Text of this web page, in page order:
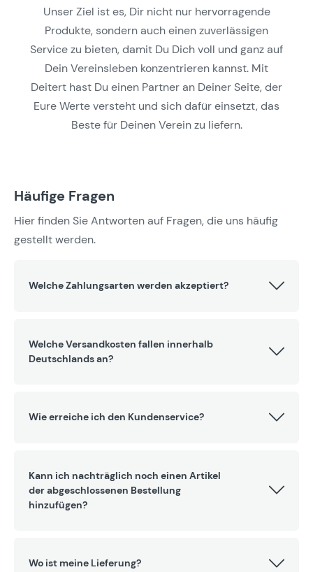
Unser Ziel ist es, Dir nicht nur hervorragende
Produkte, sondern auch einen zuverlässigen
Service zu bieten, damit Du Dich voll und ganz auf
Dein Vereinsleben konzentrieren kannst. Mit
Deitert hast Du einen Partner an Deiner Seite, der
Eure Werte versteht und sich dafür einsetzt, das
Beste für Deinen Verein zu liefern.
Häufige Fragen
Hier finden Sie Antworten auf Fragen, die uns häufig
gestellt werden.
Welche Zahlungsarten werden akzeptiert?
Welche Versandkosten fallen innerhalb
Deutschlands an?
Wie erreiche ich den Kundenservice?
Kann ich nachträglich noch einen Artikel
der abgeschlossenen Bestellung
hinzufügen?
Wo ist meine Lieferung?